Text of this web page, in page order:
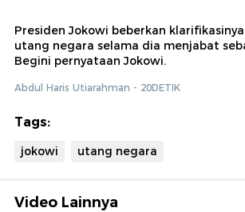
Presiden Jokowi beberkan
utang negara selama dia menjabat
Begini pernyataan Jokowi.
Abdul Haris Utiarahman - 20DETIK
Tags:
jokowi utang negara
Video Lainnya